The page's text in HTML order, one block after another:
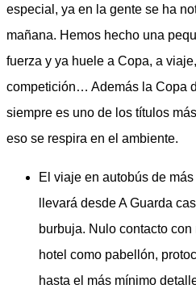
especial, ya en la gente se ha
mañana. Hemos hecho una
fuerza y ya huele a Copa, a
competición… Además la Copa
siempre es uno de los títulos
eso se respira en el ambiente.
El viaje en autobús de
llevará desde A Guarda
burbuja. Nulo contacto con
hotel como pabellón,
hasta el más mínimo